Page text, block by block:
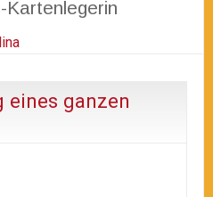
Kartenlegerin
eines ganzen